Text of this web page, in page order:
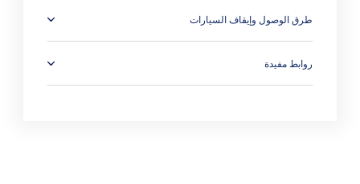
طرق الوصول وإيقاف السيارات
روابط مفيدة